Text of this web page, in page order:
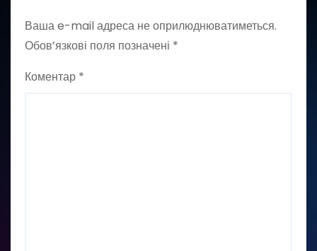
Ваша e-mail адреса не оприлюднюватиметься.
Обов’язкові поля позначені *
Коментар *